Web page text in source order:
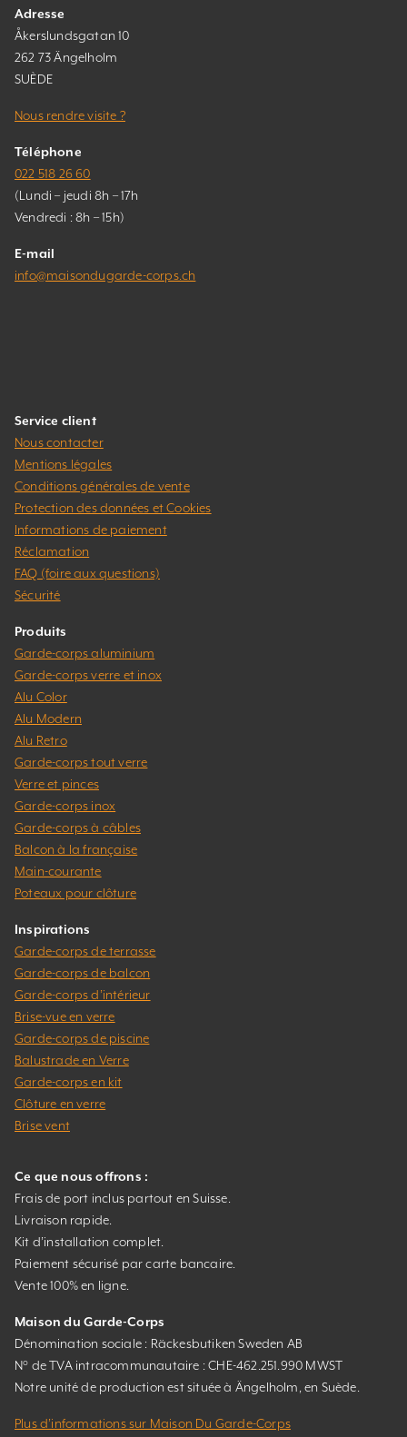
Adresse
Åkerslundsgatan 10
262 73 Ängelholm
SUÈDE
Nous rendre visite ?
Téléphone
022 518 26 60
(Lundi – jeudi 8h – 17h
Vendredi : 8h – 15h)
E-mail
info@maisondugarde-corps.ch
Service client
Nous contacter
Mentions légales
Conditions générales de vente
Protection des données et Cookies
Informations de paiement
Réclamation
FAQ (foire aux questions)
Sécurité
Produits
Garde-corps aluminium
Garde-corps verre et inox
Alu Color
Alu Modern
Alu Retro
Garde-corps tout verre
Verre et pinces
Garde-corps inox
Garde-corps à câbles
Balcon à la française
Main-courante
Poteaux pour clôture
Inspirations
Garde-corps de terrasse
Garde-corps de balcon
Garde-corps d’intérieur
Brise-vue en verre
Garde-corps de piscine
Balustrade en Verre
Garde-corps en kit
Clôture en verre
Brise vent
Ce que nous offrons :
Frais de port inclus partout en Suisse.
Livraison rapide.
Kit d’installation complet.
Paiement sécurisé par carte bancaire.
Vente 100% en ligne.
Maison du Garde-Corps
Dénomination sociale : Räckesbutiken Sweden AB
N° de TVA intracommunautaire : CHE-462.251.990 MWST
Notre unité de production est située à Ängelholm, en Suède.
Plus d’informations sur Maison Du Garde-Corps